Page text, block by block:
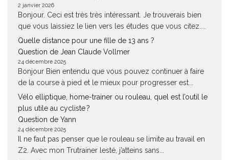
2 janvier 2026
Bonjour. Ceci est très très intéressant. Je trouverais bien
que vous laissiez le lien vers les études que vous citez....
Quelle distance pour une fille de 13 ans ?
Question de Jean Claude Vollmer
24 décembre 2025
Bonjour Bien entendu que vous pouvez continuer à faire
de la course à pied et le mieux pour progresser est...
Vélo elliptique, home-trainer ou rouleau, quel est l’outil le
plus utile au cycliste ?
Question de Yann
24 décembre 2025
Il ne faut pas penser que le rouleau se limite au travail en
Z2. Avec mon Trutrainer lesté, j’atteins sans...